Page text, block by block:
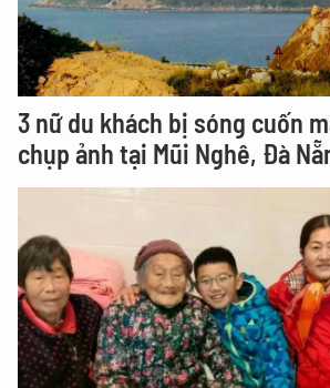
3 nữ du khách bị sóng cuốn
chụp ảnh tại Mũi Nghê, Đà